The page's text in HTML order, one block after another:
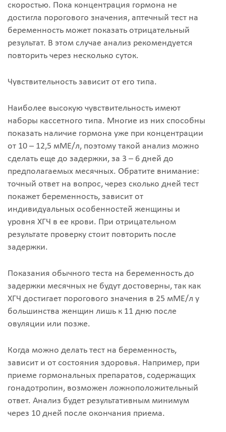
скоростью. Пока концентрация гормона не
достигла порогового значения, аптечный тест на
беременность может показать отрицательный
результат. В этом случае анализ рекомендуется
повторить через несколько суток.
Чувствительность зависит от его типа.
Наиболее высокую чувствительность имеют
наборы кассетного типа. Многие из них способны
показать наличие гормона уже при концентрации
от 10 – 12,5 мМЕ/л, поэтому такой анализ можно
сделать еще до задержки, за 3 – 6 дней до
предполагаемых месячных. Обратите внимание:
точный ответ на вопрос, через сколько дней тест
покажет беременность, зависит от
индивидуальных особенностей женщины и
уровня ХГЧ в ее крови. При отрицательном
результате проверку стоит повторить после
задержки.
Показания обычного теста на беременность до
задержки месячных не будут достоверны, так как
ХГЧ достигает порогового значения в 25 мМЕ/л у
большинства женщин лишь к 11 дню после
овуляции или позже.
Когда можно делать тест на беременность,
зависит и от состояния здоровья. Например, при
приеме гормональных препаратов, содержащих
гонадотропин, возможен ложноположительный
ответ. Анализ будет результативным минимум
через 10 дней после окончания приема.